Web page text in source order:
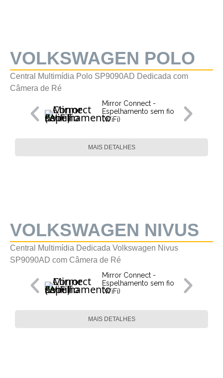
VOLKSWAGEN POLO
Central Multimídia Polo SP9090AD Dedicada com
Câmera de Ré
Mirror Connect -
Espelhamento sem fio
(WiFi)
MAIS DETALHES
VOLKSWAGEN NIVUS
Central Multimídia Dedicada Volkswagen Nivus
SP9090AD com Câmera de Ré
Mirror Connect -
Espelhamento sem fio
(WiFi)
MAIS DETALHES